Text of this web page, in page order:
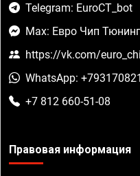
Telegram: EuroCT_bot
Max: Евро Чип Тюнинг
https://vk.com/
WhatsApp:
+7 812 660-51-08
Правовая информация